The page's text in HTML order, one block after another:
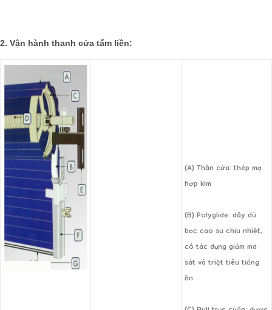
2. Vận hành thanh cửa tấm liền:
(A) Thân cửa: thép mạ
hợp kim
(B) Polyglide: dây dù
bọc cao su chịu nhiệt,
có tác dụng giảm ma
sát và triệt tiêu tiếng
ồn